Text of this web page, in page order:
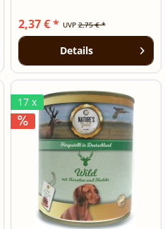
UVP2,75 € *
2,37 € *
Details
17 x